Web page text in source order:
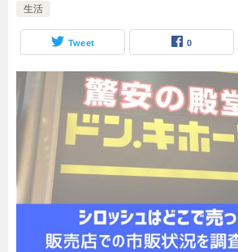
生活
Tweet 0